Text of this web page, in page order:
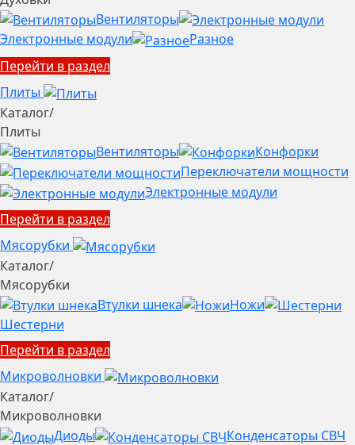
Вентиляторы
Электронные модули
Разное
Перейти в раздел
Плиты
Каталог/
Плиты
Вентиляторы
Конфорки
Переключатели мощности
Электронные модули
Перейти в раздел
Мясорубки
Каталог/
Мясорубки
Втулки шнека
Ножи
Шестерни
Перейти в раздел
Микроволновки
Каталог/
Микроволновки
Диоды
Конденсаторы СВЧ